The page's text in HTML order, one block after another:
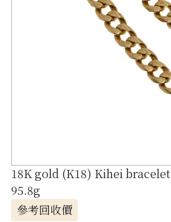
18K gold (K18) Kihei bracelet
95.8g
參考回收價